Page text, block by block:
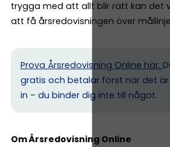
trygga med att allt blir rätt kan det
att få årsredovisningen över
Prova Årsredovisning Online här.
gratis och betalar först när det
in – du binder dig inte till något.
Om Årsredovisning Online